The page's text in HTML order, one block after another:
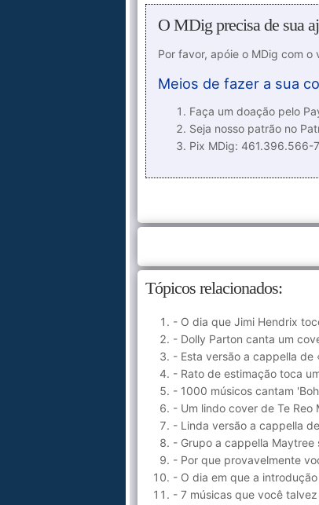
O MDig precisa de sua
Por favor, apóie o MDig com
Meios de fazer a sua
Faça um doação pelo
Seja nosso patrão no
Pix MDig: 461.396.566-
Tópicos relacionados:
- O dia que Jimi Hendrix
- Dolly Parton canta um
- Esta versão a cappella de
- Rato de estimação toca
- 1000 músicos cantam
- Um lindo cover de Te Reo
- Linda versão a cappella
- Grupo a cappella Maytree
- Por que provavelmente
- O dia em que a
- 7 músicas que você